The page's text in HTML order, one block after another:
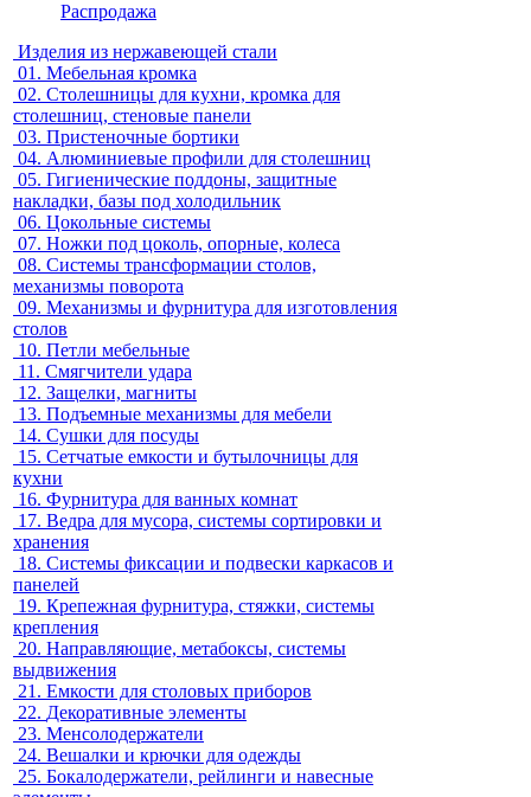
Распродажа
Изделия из нержавеющей стали
01. Мебельная кромка
02. Столешницы для кухни, кромка для
столешниц, стеновые панели
03. Пристеночные бортики
04. Алюминиевые профили для столешниц
05. Гигиенические поддоны, защитные
накладки, базы под холодильник
06. Цокольные системы
07. Ножки под цоколь, опорные, колеса
08. Системы трансформации столов,
механизмы поворота
09. Механизмы и фурнитура для изготовления
столов
10. Петли мебельные
11. Смягчители удара
12. Защелки, магниты
13. Подъемные механизмы для мебели
14. Сушки для посуды
15. Сетчатые емкости и бутылочницы для
кухни
16. Фурнитура для ванных комнат
17. Ведра для мусора, системы сортировки и
хранения
18. Системы фиксации и подвески каркасов и
панелей
19. Крепежная фурнитура, стяжки, системы
крепления
20. Направляющие, метабоксы, системы
выдвижения
21. Емкости для столовых приборов
22. Декоративные элементы
23. Менсолодержатели
24. Вешалки и крючки для одежды
25. Бокалодержатели, рейлинги и навесные